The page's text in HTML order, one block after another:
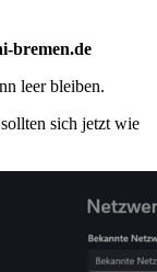
bremen.de
leer bleiben.
sich jetzt wie